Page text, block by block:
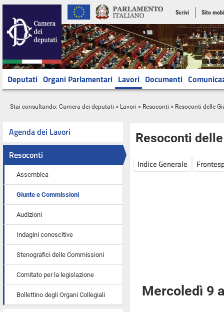
Scrivi Sito
Deputati Organi Parlamentari Lavori Documenti
Stai consultando: Camera dei deputati > Lavori > Resoconti > Resoconti delle
Agenda dei Lavori
Resoconti
Assemblea
Giunte e Commissioni
Audizioni
Indagini conoscitive
Stenografici delle Commissioni
Comitato per la legislazione
Bollettino degli Organi Collegiali
Resoconti
Indice Generale
Mercoledì 9